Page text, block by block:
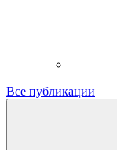
Все публикации